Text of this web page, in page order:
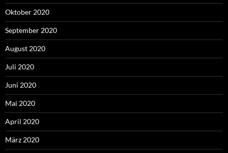
Oktober 2020
September 2020
August 2020
Juli 2020
Juni 2020
Mai 2020
April 2020
März 2020